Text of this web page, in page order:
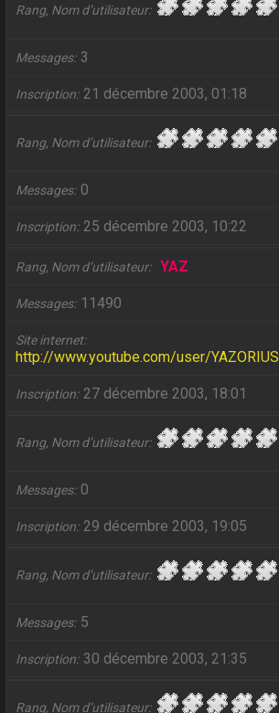
Rang, Nom d’utilisateur
Messages 3
Inscription 21 décembre 2003, 01:18
Rang, Nom d’utilisateur
Messages 0
Inscription 25 décembre 2003, 10:22
Rang, Nom d’utilisateur YAZ
Messages 11490
Site internet
http://www.youtube.com/user/YAZORIUS
Inscription 27 décembre 2003, 18:01
Rang, Nom d’utilisateur
Messages 0
Inscription 29 décembre 2003, 19:05
Rang, Nom d’utilisateur
Messages 5
Inscription 30 décembre 2003, 21:35
Rang, Nom d’utilisateur